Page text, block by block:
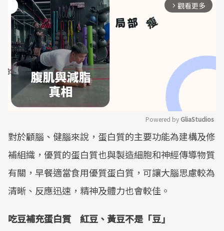
arrow_forward_ios 觀看更多
Mute
Powered by GliaStudios
對於顧腦、健腦來說，蛋白質的主要功能為建構及修
補組織，優質的蛋白質也與製造細胞和神經傳導物質
有關，早餐適當食用優質蛋白質，可讓大腦思慮較為
清晰、反應迅速，精神及體力也會較佳。
吃豆補充蛋白質 紅豆、黃豆不是「豆」